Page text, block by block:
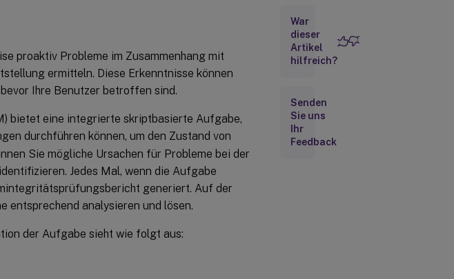
proaktiv Probleme im Zusammenhang mit
ermitteln. Diese Erkenntnisse können
Ihre Benutzer betroffen sind.
bietet eine integrierte skriptbasierte Aufgabe,
durchführen können, um den Zustand von
Sie mögliche Ursachen für Probleme bei der
Jedes Mal, wenn die Aufgabe
generiert. Auf der
entsprechend analysieren und lösen.
der Aufgabe sieht wie folgt aus:
Health
Check-
Aufgabe
zu
Cloud
Health
Check-
War
dieser
Artikel
hilfreich?
Senden
Sie uns
Ihr
Feedback